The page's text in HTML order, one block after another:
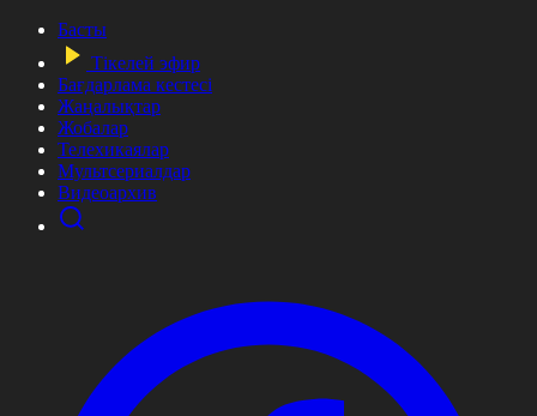
Басты
Тікелей эфир
Бағдарлама кестесі
Жаңалықтар
Жобалар
Телехикаялар
Мультсериалдар
Видеоархив